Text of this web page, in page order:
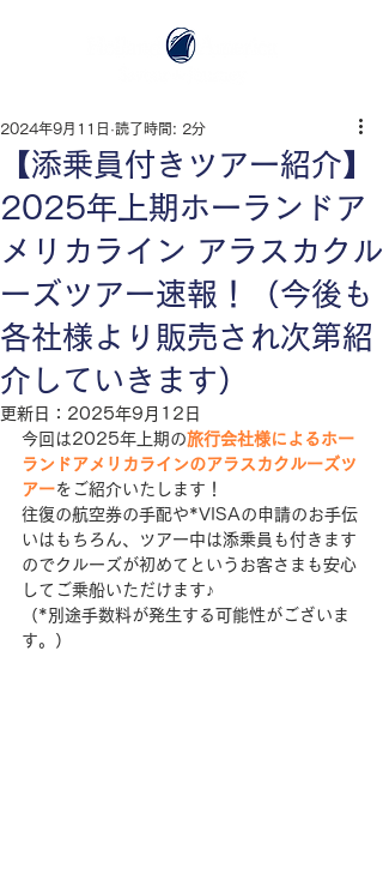
【添乗員付きツアー紹介】
2025年上期ホーランドア
メリカライン アラスカクル
ーズツアー速報！（今後も
各社様より販売され次第紹
介していきます）
2024年9月11日 読了時間: 2分
更新日： 2025年9月12日
今回は2025年上期の旅行会社様によるホー
ランドアメリカラインのアラスカクルーズツ
アーをご紹介いたします！
往復の航空券の手配や*VISAの申請のお手伝
いはもちろん、ツアー中は添乗員も付きます
のでクルーズが初めてというお客さまも安心
してご乗船いただけます♪
（*別途手数料が発生する可能性がございま
す。 ）